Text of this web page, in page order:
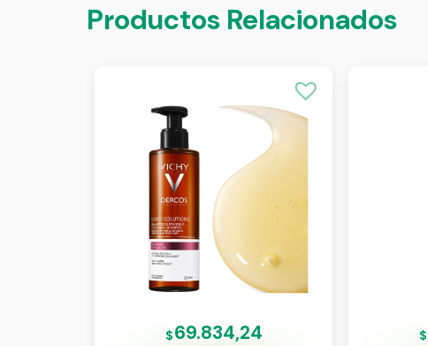
Productos Relacionados
$69.834,24 $